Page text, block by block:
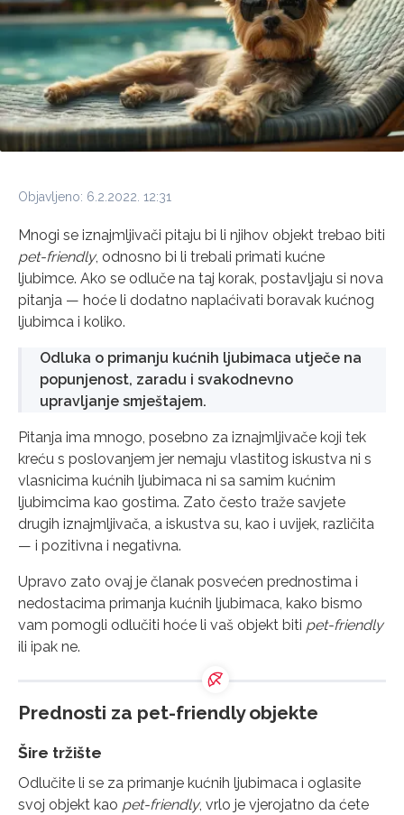
Objavljeno: 6.2.2022. 12:31
Mnogi se iznajmljivači pitaju bi li njihov objekt trebao biti
pet-friendly, odnosno bi li trebali primati kućne
ljubimce. Ako se odluče na taj korak, postavljaju si nova
pitanja — hoće li dodatno naplaćivati boravak kućnog
ljubimca i koliko.
Odluka o primanju kućnih ljubimaca utječe na
popunjenost, zaradu i svakodnevno
upravljanje smještajem.
Pitanja ima mnogo, posebno za iznajmljivače koji tek
kreću s poslovanjem jer nemaju vlastitog iskustva ni s
vlasnicima kućnih ljubimaca ni sa samim kućnim
ljubimcima kao gostima. Zato često traže savjete
drugih iznajmljivača, a iskustva su, kao i uvijek, različita
— i pozitivna i negativna.
Upravo zato ovaj je članak posvećen prednostima i
nedostacima primanja kućnih ljubimaca, kako bismo
vam pomogli odlučiti hoće li vaš objekt biti pet-friendly
ili ipak ne.
Prednosti za pet-friendly objekte
Šire tržište
Odlučite li se za primanje kućnih ljubimaca i oglasite
svoj objekt kao pet-friendly, vrlo je vjerojatno da ćete